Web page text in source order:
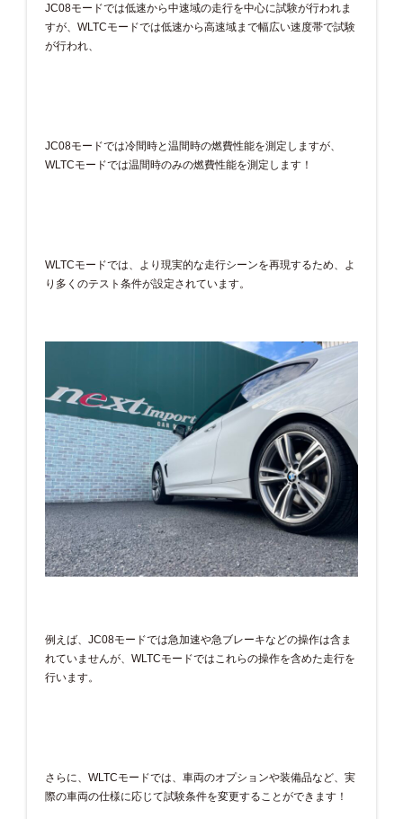
JC08モードでは低速から中速域の走行を中心に試験が行われま
すが、WLTCモードでは低速から高速域まで幅広い速度帯で試験
が行われ、
JC08モードでは冷間時と温間時の燃費性能を測定しますが、
WLTCモードでは温間時のみの燃費性能を測定します！
WLTCモードでは、より現実的な走行シーンを再現するため、よ
り多くのテスト条件が設定されています。
例えば、JC08モードでは急加速や急ブレーキなどの操作は含ま
れていませんが、WLTCモードではこれらの操作を含めた走行を
行います。
さらに、WLTCモードでは、車両のオプションや装備品など、実
際の車両の仕様に応じて試験条件を変更することができます！